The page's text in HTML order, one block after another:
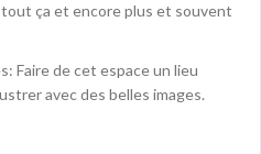
ça et encore plus et souvent
Faire de cet espace un lieu
avec des belles images.